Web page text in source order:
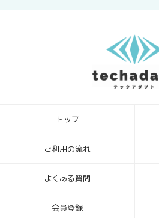
トップ
ご利用の流れ
よくある質問
会員登録